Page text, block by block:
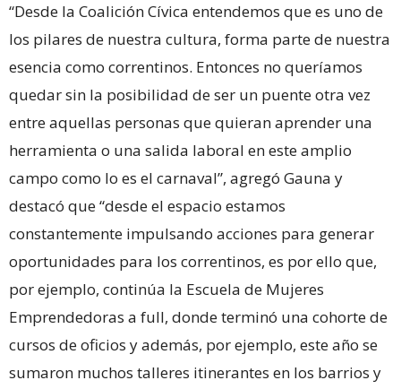
“Desde la Coalición Cívica entendemos que es uno de
los pilares de nuestra cultura, forma parte de nuestra
esencia como correntinos. Entonces no queríamos
quedar sin la posibilidad de ser un puente otra vez
entre aquellas personas que quieran aprender una
herramienta o una salida laboral en este amplio
campo como lo es el carnaval”, agregó Gauna y
destacó que “desde el espacio estamos
constantemente impulsando acciones para generar
oportunidades para los correntinos, es por ello que,
por ejemplo, continúa la Escuela de Mujeres
Emprendedoras a full, donde terminó una cohorte de
cursos de oficios y además, por ejemplo, este año se
sumaron muchos talleres itinerantes en los barrios y